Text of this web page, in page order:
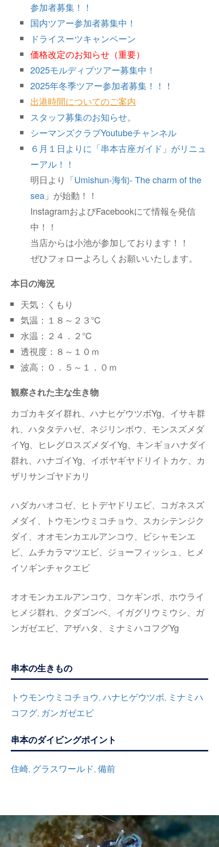
参加者募集！！
国内ツアー参加者募集中！
ドライスーツキャンペーン
価格改定のお知らせ（重要）
2025モルディブツアー募集中！
2025年冬季ツアー参加者募集！！！
出港時間についてのご案内
スタッフ募集のお知らせ。
シーマンズクラブYoutubeチャンネル
６月１日よりに「串本古座ガイド」がリニュ
ーアル！！
明日より「Umishun-海旬- The charm of the
sea 」が始動！！
InstagramおよびFacebookにて情報を発信
中！！
当店からは小池が参加しております！！
ぜひフォローよろしくお願いいたします。
本日の海況
天気：くもり
気温：１８～２３℃
水温：２４．２℃
透視度：８～１０ｍ
波高：０．５～１．０ｍ
観察された主な生き物
カゴカキダイ群れ、ハナヒゲウツボYg、イサキ群
れ、ハタタテハゼ、ネジリンボウ、モンスズメダ
イYg、ヒレグロスズメダイYg、キンギョハナダイ
群れ、ハナゴイYg、イボヤギヤドリイトカケ、カ
ザリサンゴヤドカリ
ハダカハオコゼ、ヒトデヤドリエビ、コガネスズ
メダイ、トウモンウミコチョウ、スカシテンジク
ダイ、オオモンカエルアンコウ、ビシャモンエ
ビ、ムチカラマツエビ、ジョーフィッシュ、ヒメ
イソギンチャクエビ
オオモンカエルアンコウ、コケギンポ、ホウライ
ヒメジ群れ、クダゴンベ、イガグリウミウシ、ガ
ンガゼエビ、アザハタ、ミナミハコフグYg
串本の生きもの
トウモンウミコチョウ,ハナヒゲウツボ, ミナミハ
コフグ, ガンガゼエビ
串本のダイビングポイント
住崎, グラスワールド,備前